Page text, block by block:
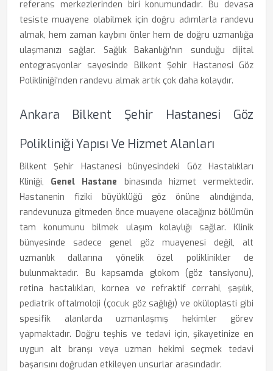
referans merkezlerinden biri konumundadır. Bu devasa
tesiste muayene olabilmek için doğru adımlarla randevu
almak, hem zaman kaybını önler hem de doğru uzmanlığa
ulaşmanızı sağlar. Sağlık Bakanlığı'nın sunduğu dijital
entegrasyonlar sayesinde Bilkent Şehir Hastanesi Göz
Polikliniği'nden randevu almak artık çok daha kolaydır.
Ankara Bilkent Şehir Hastanesi Göz
Polikliniği Yapısı Ve Hizmet Alanları
Bilkent Şehir Hastanesi bünyesindeki Göz Hastalıkları
Kliniği, Genel Hastane binasında hizmet vermektedir.
Hastanenin fiziki büyüklüğü göz önüne alındığında,
randevunuza gitmeden önce muayene olacağınız bölümün
tam konumunu bilmek ulaşım kolaylığı sağlar. Klinik
bünyesinde sadece genel göz muayenesi değil, alt
uzmanlık dallarına yönelik özel poliklinikler de
bulunmaktadır. Bu kapsamda glokom (göz tansiyonu),
retina hastalıkları, kornea ve refraktif cerrahi, şaşılık,
pediatrik oftalmoloji (çocuk göz sağlığı) ve oküloplasti gibi
spesifik alanlarda uzmanlaşmış hekimler görev
yapmaktadır. Doğru teşhis ve tedavi için, şikayetinize en
uygun alt branşı veya uzman hekimi seçmek tedavi
başarısını doğrudan etkileyen unsurlar arasındadır.